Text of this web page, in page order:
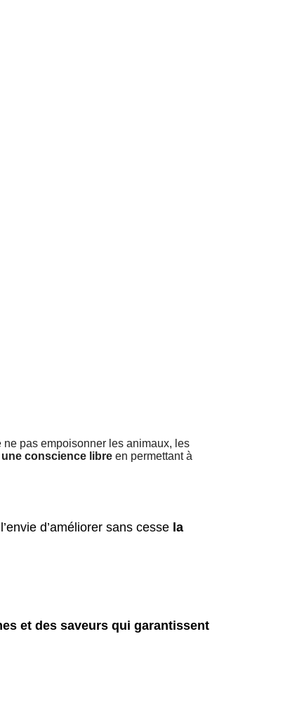
pas empoisonner les animaux, les
une conscience libre en permettant à
d’améliorer sans cesse la
et des saveurs qui garantissent